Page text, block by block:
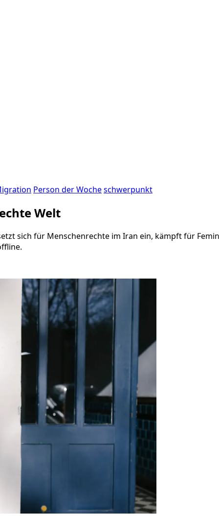
Person der Wocheschwerpunkt
Welt
sich für Menschenrechte im Iran ein, kämpft für